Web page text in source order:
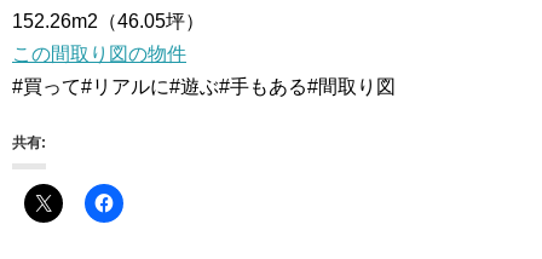
152.26m2（46.05坪）
この間取り図の物件
#買って#リアルに#遊ぶ#手もある#間取り図
共有: